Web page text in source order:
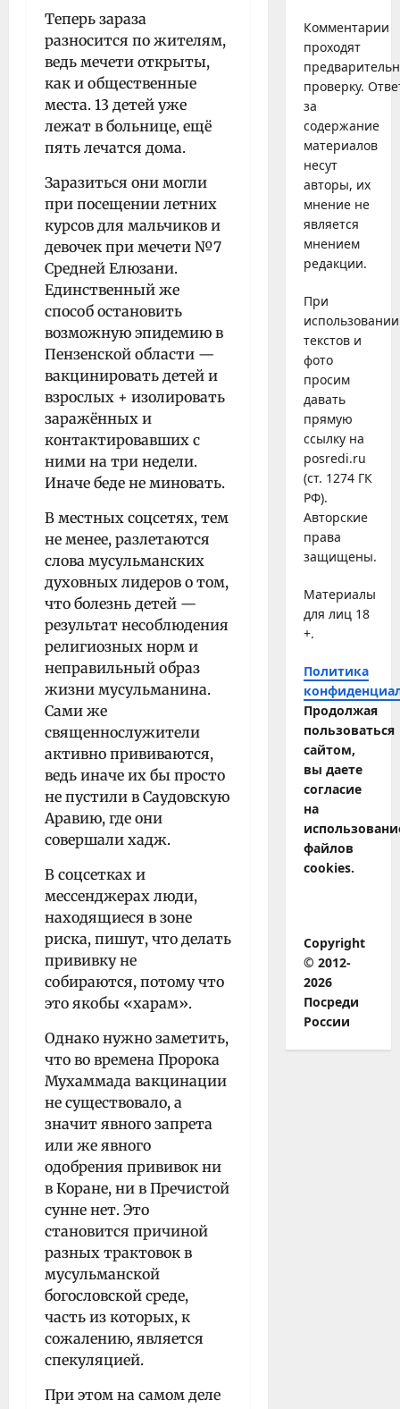
Теперь зараза
разносится по жителям,
ведь мечети открыты,
как и общественные
места. 13 детей уже
лежат в больнице, ещё
пять лечатся дома.
Заразиться они могли
при посещении летних
курсов для мальчиков и
девочек при мечети №7
Средней Елюзани.
Единственный же
способ остановить
возможную эпидемию в
Пензенской области —
вакцинировать детей и
взрослых + изолировать
заражённых и
контактировавших с
ними на три недели.
Иначе беде не миновать.
В местных соцсетях, тем
не менее, разлетаются
слова мусульманских
духовных лидеров о том,
что болезнь детей —
результат несоблюдения
религиозных норм и
неправильный образ
жизни мусульманина.
Сами же
священнослужители
активно прививаются,
ведь иначе их бы просто
не пустили в Саудовскую
Аравию, где они
совершали хадж.
В соцсетках и
мессенджерах люди,
находящиеся в зоне
риска, пишут, что делать
прививку не
собираются, потому что
это якобы «харам».
Однако нужно заметить,
что во времена Пророка
Мухаммада вакцинации
не существовало, а
значит явного запрета
или же явного
одобрения прививок ни
в Коране, ни в Пречистой
сунне нет. Это
становится причиной
разных трактовок в
мусульманской
богословской среде,
часть из которых, к
сожалению, является
спекуляцией.
При этом на самом деле
Комментарии
проходят
проверку.
за
содержание
материалов
несут
авторы, их
мнение не
является
мнением
редакции.
При
использовании
текстов и
фото
просим
давать
прямую
ссылку на
posredi.ru
(ст. 1274 ГК
РФ).
Авторские
права
защищены.
Материалы
для лиц 18
+.
Политика
Продолжая
пользоваться
сайтом,
вы даете
согласие
на
файлов
cookies.
Copyright
© 2012-
2026
Посреди
России